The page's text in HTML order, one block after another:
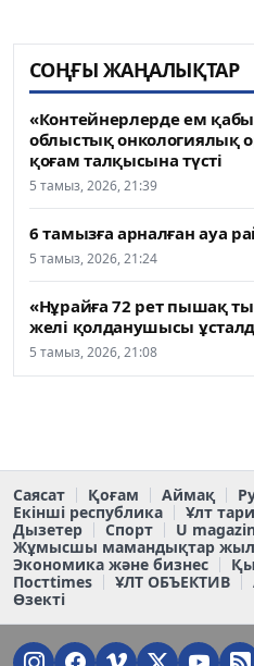
СОҢҒЫ ЖАҢАЛЫҚТАР
«Контейнерлерде ем
облыстық онкологиялық
қоғам талқысына түсті
5 тамыз, 2026, 21:39
6 тамызға арналған ауа
5 тамыз, 2026, 21:24
«Нұрайға 72 рет пышақ
желі қолданушысы
5 тамыз, 2026, 21:08
Саясат Қоғам Аймақ
Екінші республика
Ұлт
Дызетер
Спорт U
Жұмысшы мамандықтар
Экономика және бизнес
Постtimes
ҰЛТ ОБЪЕКТИВ
Өзекті